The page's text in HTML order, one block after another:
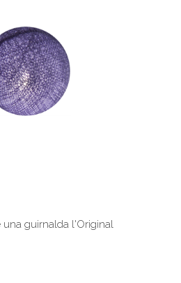
una guirnalda l'Original